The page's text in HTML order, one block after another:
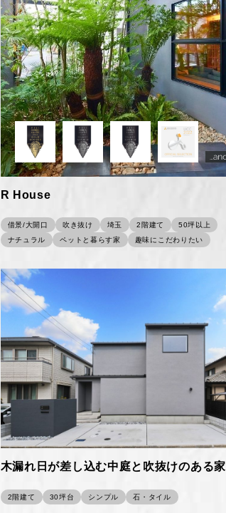
R House
借景/大開口 吹き抜け 埼玉 2階建て
50坪以上
ナチュラル
ペットと暮らす家 趣味にこだわりたい
木漏れ日が差し込む中庭と吹抜けのある家
2階建て 30坪台 シンプル 石・タイル